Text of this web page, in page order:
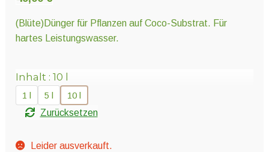
Pflanzenschutz und Biozide
Ernte und Verarbeitung
(Blüte)Dünger für Pflanzen auf Coco-Substrat. Für
hartes Leistungswasser.
Inhalt 10 l
1 l 5 l
10 l
Zurücksetzen
Leider ausverkauft.